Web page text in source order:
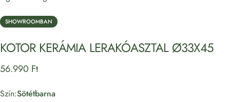
SHOWROOMBAN
KOTOR KERÁMIA LERAKÓASZTAL Ø33X45
56.990 Ft
Szín
Szín:Sötétbarna